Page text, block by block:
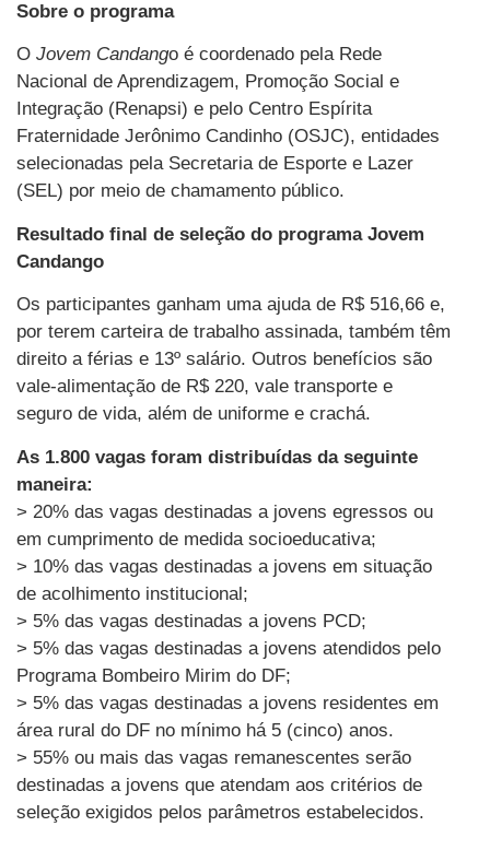
Sobre o programa
O Jovem Candango é coordenado pela Rede
Nacional de Aprendizagem, Promoção Social e
Integração (Renapsi) e pelo Centro Espírita
Fraternidade Jerônimo Candinho (OSJC), entidades
selecionadas pela Secretaria de Esporte e Lazer
(SEL) por meio de chamamento público.
Resultado final de seleção do programa Jovem
Candango
Os participantes ganham uma ajuda de R$ 516,66 e,
por terem carteira de trabalho assinada, também têm
direito a férias e 13º salário. Outros benefícios são
vale-alimentação de R$ 220, vale transporte e
seguro de vida, além de uniforme e crachá.
As 1.800 vagas foram distribuídas da seguinte
maneira:
> 20% das vagas destinadas a jovens egressos ou
em cumprimento de medida socioeducativa;
> 10% das vagas destinadas a jovens em situação
de acolhimento institucional;
> 5% das vagas destinadas a jovens PCD;
> 5% das vagas destinadas a jovens atendidos pelo
Programa Bombeiro Mirim do DF;
> 5% das vagas destinadas a jovens residentes em
área rural do DF no mínimo há 5 (cinco) anos.
> 55% ou mais das vagas remanescentes serão
destinadas a jovens que atendam aos critérios de
seleção exigidos pelos parâmetros estabelecidos.